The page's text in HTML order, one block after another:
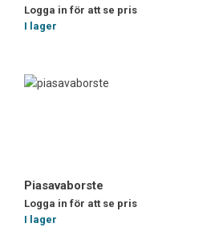
Logga in för att se pris
I lager
Piasavaborste
Logga in för att se pris
I lager